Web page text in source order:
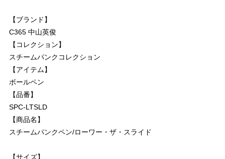
【ブランド】
C365 中山英俊
【コレクション】
スチームパンクコレクション
【アイテム】
ボールペン
【品番】
SPC-LTSLD
【商品名】
スチームパンクペン/ローワー・ザ・スライド
【サイズ】